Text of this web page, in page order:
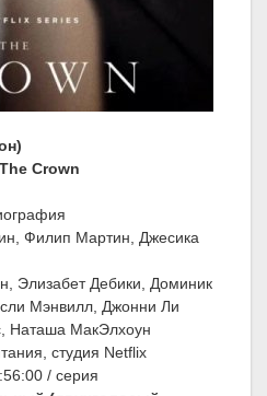
The Crown
Филип Мартин, Джесика
Элизабет Дебики, Доминик
Мэнвилл, Джонни Ли
Наташа МакЭлхоун
студия Netflix
/ серия